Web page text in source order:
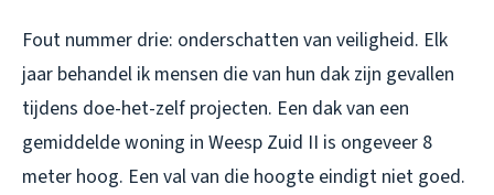
Fout nummer drie: onderschatten van veiligheid. Elk
jaar behandel ik mensen die van hun dak zijn gevallen
tijdens doe-het-zelf projecten. Een dak van een
gemiddelde woning in Weesp Zuid II is ongeveer 8
meter hoog. Een val van die hoogte eindigt niet goed.